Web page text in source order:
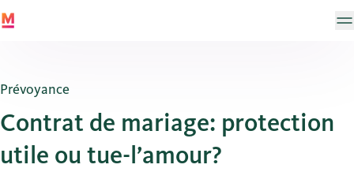
Prévoyance
Contrat de mariage: protection
utile ou tue-l’amour?